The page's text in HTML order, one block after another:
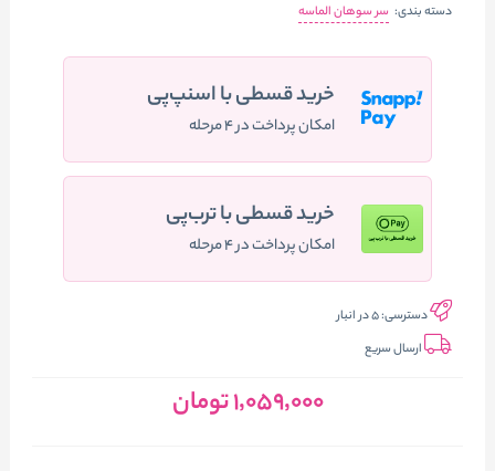
دسته بندی: سر سوهان الماسه
خرید قسطی با اسنپ‌پی
امکان پرداخت در ۴ مرحله
خرید قسطی با ترب‌پی
امکان پرداخت در ۴ مرحله
دسترسی:5 در انبار
ارسال سریع
1٬059٬000تومان